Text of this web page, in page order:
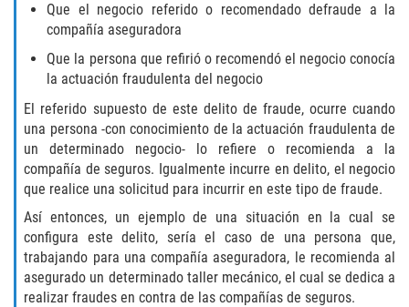
Posesión de Sustancias Controladas
Posesión de una Sustancia
Controlada para la Venta
Posesión de Marihuana
Posesión De Metanfetamina
Programa de Desviación Previo al
Juicio
Transporte De Sustancias
Controladas Para La Venta
Que el negocio referido o recomendado defraude a la
compañía aseguradora
Que la persona que refirió o recomendó el negocio conocía
la actuación fraudulenta del negocio
El referido supuesto de este delito de fraude, ocurre cuando
una persona -con conocimiento de la actuación fraudulenta de
un determinado negocio- lo refiere o recomienda a la
compañía de seguros. Igualmente incurre en delito, el negocio
que realice una solicitud para incurrir en este tipo de fraude.
Así entonces, un ejemplo de una situación en la cual se
configura este delito, sería el caso de una persona que,
trabajando para una compañía aseguradora, le recomienda al
asegurado un determinado taller mecánico, el cual se dedica a
realizar fraudes en contra de las compañías de seguros.